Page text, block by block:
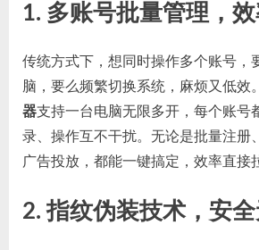
1. 多账号批量管理，
传统方式下，想同时操作多个账号，
脑，要么频繁切换系统，麻烦又低效
器支持一台电脑无限多开，每个账号
录、操作互不干扰。无论是批量注册
广告投放，都能一键搞定，效率直接
2. 指纹伪装技术，安